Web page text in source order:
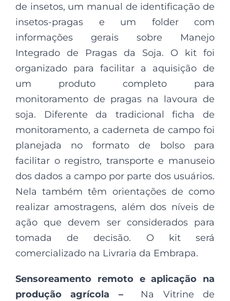
de insetos, um manual de identificação de
insetos-pragas e um folder com
informações gerais sobre Manejo
Integrado de Pragas da Soja. O kit foi
organizado para facilitar a aquisição de
um produto completo para
monitoramento de pragas na lavoura de
soja. Diferente da tradicional ficha de
monitoramento, a caderneta de campo foi
planejada no formato de bolso para
facilitar o registro, transporte e manuseio
dos dados a campo por parte dos usuários.
Nela também têm orientações de como
realizar amostragens, além dos níveis de
ação que devem ser considerados para
tomada de decisão. O kit será
comercializado na Livraria da Embrapa.
Sensoreamento remoto e aplicação na
produção agrícola –Na Vitrine de